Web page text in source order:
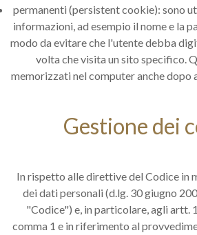
permanenti (persistent cookie): sono
informazioni, ad esempio il nome e la
modo da evitare che l'utente debba
volta che visita un sito specifico.
memorizzati nel computer anche dopo
Gestione dei
In rispetto alle direttive del Codice in
dei dati personali (d.lg. 30 giugno
"Codice") e, in particolare, agli artt.
comma 1 e in riferimento al